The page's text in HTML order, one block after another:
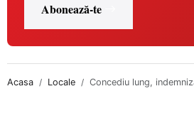
Abonează-te
Acasa Locale Concediu lung,